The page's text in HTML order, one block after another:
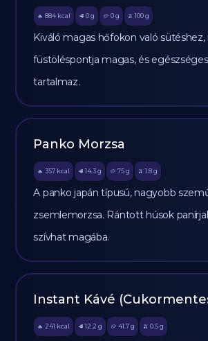
🔥 884 kcal 🥩 0 g 🥔 0g 🫒 100 g
Kiváló magas hőfokon való sütéshez,
füstöléspontja magas, és
tartalmaz.
Panko Morzsa
🔥 357 kcal 🥩 14.3 g 🥔 75g 🫒 1.8 g
A panko japán típusú, nagyobb
zsemlemorzsa. Rántott húsok
szívhat magába.
Instant Kávé
🔥 241 kcal 🥩 12.2 g 🥔 41.7g 🫒 0.5 g